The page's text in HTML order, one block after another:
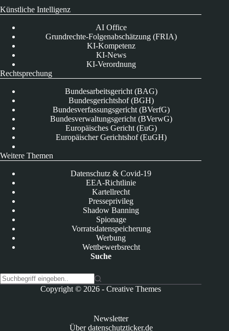
Künstliche Intelligenz
AI Office
Grundrechte-Folgenabschätzung (FRIA)
KI-Kompetenz
KI-News
KI-Verordnung
Rechtsprechung
Bundesarbeitsgericht (BAG)
Bundesgerichtshof (BGH)
Bundesverfassungsgericht (BVerfG)
Bundesverwaltungsgericht (BVerwG)
Europäisches Gericht (EuG)
Europäischer Gerichtshof (EuGH)
Weitere Themen
Datenschutz & Covid-19
EEA-Richtlinie
Kartellrecht
Presseprivileg
Shadow Banning
Spionage
Vorratsdatenspeicherung
Werbung
Wettbewerbsrecht
Suche
Copyright © 2026 -Creative Themes
Newsletter
Über datenschutzticker.de